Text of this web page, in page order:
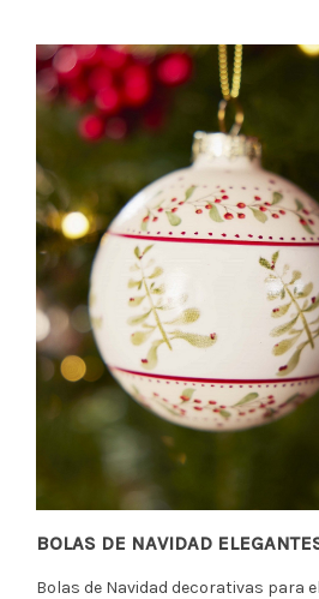
BOLAS DE NAVIDAD
Bolas de Navidad decorativas para